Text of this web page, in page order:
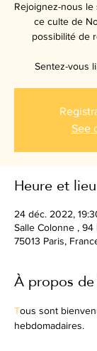
Rejoignez-nous
ce culte de
possibilité de
Sentez-vous
See
Heure et lieu
24 déc. 2022,
Salle Colonne ,
75013 Paris,
À propos
Tous sont
hebdomadaires.